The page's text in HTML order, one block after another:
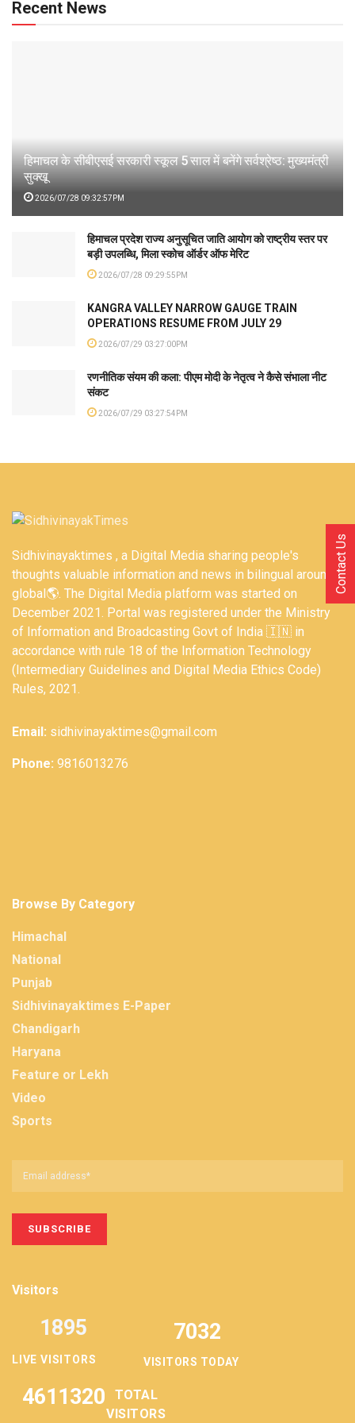
Recent News
हिमाचल के सीबीएसई सरकारी स्कूल 5 साल में बनेंगे सर्वश्रेष्ठ: मुख्यमंत्री
सुक्खू
2026/07/28 09:32:57PM
हिमाचल प्रदेश राज्य अनुसूचित जाति आयोग को राष्ट्रीय स्तर पर
बड़ी उपलब्धि, मिला स्कोच ऑर्डर ऑफ मेरिट
2026/07/28 09:29:55PM
KANGRA VALLEY NARROW GAUGE TRAIN
OPERATIONS RESUME FROM JULY 29
2026/07/29 03:27:00PM
रणनीतिक संयम की कला: पीएम मोदी के नेतृत्व ने कैसे संभाला नीट
संकट
2026/07/29 03:27:54PM
Sidhivinayaktimes , a Digital Media sharing people's
thoughts valuable information and news in bilingual around
global🌎. The Digital Media platform was started on
December 2021. Portal was registered under the Ministry
of Information and Broadcasting Govt of India 🇮🇳 in
accordance with rule 18 of the Information Technology
(Intermediary Guidelines and Digital Media Ethics Code)
Rules, 2021.
Email: sidhivinayaktimes@gmail.com
Phone: 9816013276
Browse By Category
Himachal
National
Punjab
Sidhivinayaktimes E-Paper
Chandigarh
Haryana
Feature or Lekh
Video
Sports
Visitors
LIVE VISITORS
1895 7032
VISITORS TODAY
4611320
TOTAL
VISITORS
Contact Us